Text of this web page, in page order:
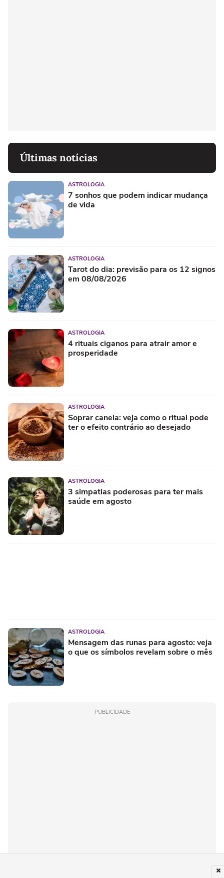
Últimas notícias
ASTROLOGIA
7 sonhos que podem indicar mudança
de vida
ASTROLOGIA
Tarot do dia: previsão para os 12 signos
em 08/08/2026
ASTROLOGIA
4 rituais ciganos para atrair amor e
prosperidade
ASTROLOGIA
Soprar canela: veja como o ritual pode
ter o efeito contrário ao desejado
ASTROLOGIA
3 simpatias poderosas para ter mais
saúde em agosto
ASTROLOGIA
Mensagem das runas para agosto: veja
o que os símbolos revelam sobre o mês
PUBLICIDADE